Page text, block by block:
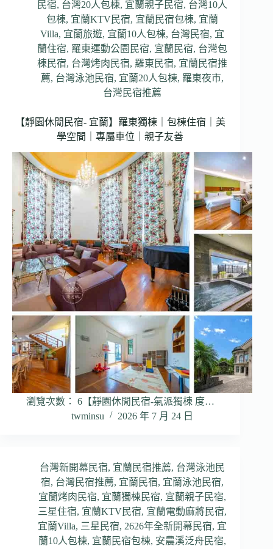
民宿, 台灣20人包棟, 宜蘭親子民宿, 台灣10人
包棟, 宜蘭KTV民宿, 宜蘭民宿包棟, 宜蘭
Villa, 宜蘭旅遊, 宜蘭10人包棟, 台灣民宿, 宜
蘭住宿, 羅東運動公園民宿, 宜蘭民宿, 台灣包
棟民宿, 台灣烤肉民宿, 羅東民宿, 宜蘭民宿推
薦, 台灣泳池民宿, 宜蘭20人包棟, 羅東夜市,
台灣民宿推薦
【靜園休閒民宿- 宜蘭】羅東獨棟｜包棟住宿｜美
學空間｜專屬車位｜親子友善
瀏覽次數： 6【靜園休閒民宿-氣派獨棟 度…
twminsu
2026 年 7 月 24 日
台灣新開幕民宿, 宜蘭民宿推薦, 台灣泳池民
宿, 台灣民宿推薦, 宜蘭民宿, 宜蘭泳池民宿,
宜蘭烤肉民宿, 宜蘭獨棟民宿, 宜蘭親子民宿,
三星住宿, 宜蘭KTV民宿, 宜蘭電動麻將民宿,
宜蘭Villa, 三星民宿, 2626年全新開幕民宿, 宜
蘭10人包棟, 宜蘭民宿包棟, 安農溪泛舟民宿,